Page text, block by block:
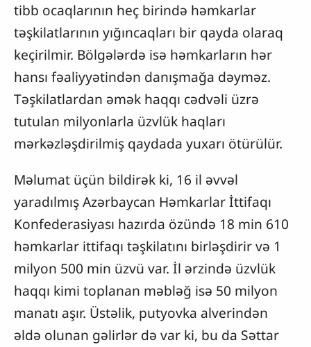
tibb ocaqlarının heç birində həmkarlar
təşkilatlarının yığıncaqları bir qayda olaraq
keçirilmir. Bölgələrdə isə həmkarların hər
hansı fəaliyyətindən danışmağa dəyməz.
Təşkilatlardan əmək haqqı cədvəli üzrə
tutulan milyonlarla üzvlük haqları
mərkəzləşdirilmiş qaydada yuxarı ötürülür.
Məlumat üçün bildirək ki, 16 il əvvəl
yaradılmış Azərbaycan Həmkarlar İttifaqı
Konfederasiyası hazırda özündə 18 min 610
həmkarlar ittifaqı təşkilatını birləşdirir və 1
milyon 500 min üzvü var. İl ərzində üzvlük
haqqı kimi toplanan məbləğ isə 50 milyon
manatı aşır. Üstəlik, putyovka alverindən
əldə olunan gəlirlər də var ki, bu da Səttar